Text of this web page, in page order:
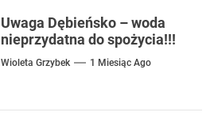
Uwaga Dębieńsko – woda
nieprzydatna do spożycia!!!
Wioleta Grzybek 1 Miesiąc Ago